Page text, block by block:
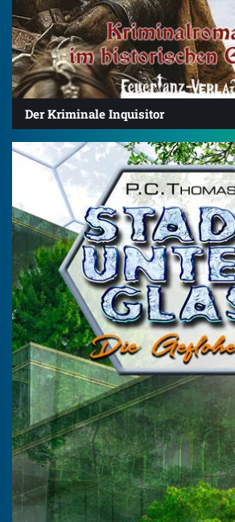
Der Kriminale Inquisitor